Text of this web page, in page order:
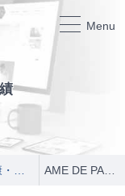
Menu
AME DE PARIS